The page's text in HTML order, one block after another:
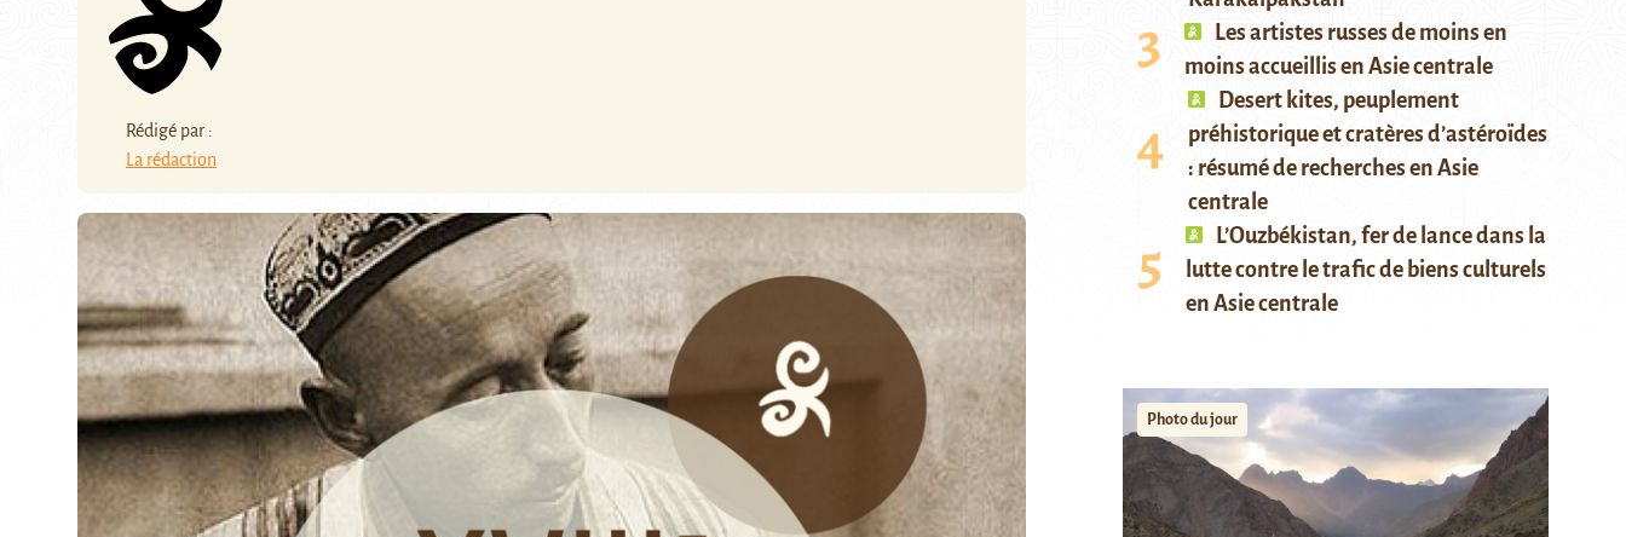
Rédigé par :
La rédaction
Les artistes russes de moins en
moins accueillis en Asie centrale
Desert kites, peuplement
préhistorique et cratères d’astéroïdes
: résumé de recherches en Asie
centrale
L’Ouzbékistan, fer de lance dans la
lutte contre le trafic de biens culturels
en Asie centrale
Photo du jour